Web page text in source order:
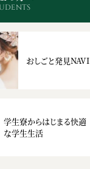
おしごと発見NAVI
学生寮からはじまる快適
な学生生活